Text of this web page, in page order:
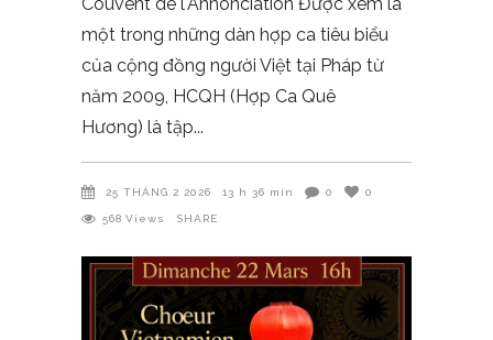
một trong những dàn hợp ca tiêu biểu
của cộng đồng người Việt tại Pháp từ
năm 2009, HCQH (Hợp Ca Quê
Hương) là tập
25 THÁNG 2 2026 13 h 36 min 0 0
568 Views SHARE